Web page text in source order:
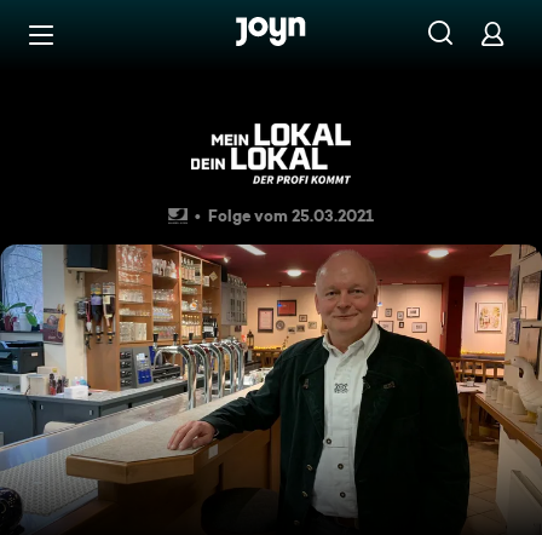
Zum Inhalt springen
"Servus", Kaiserslautern
Folge vom 25.03.2021